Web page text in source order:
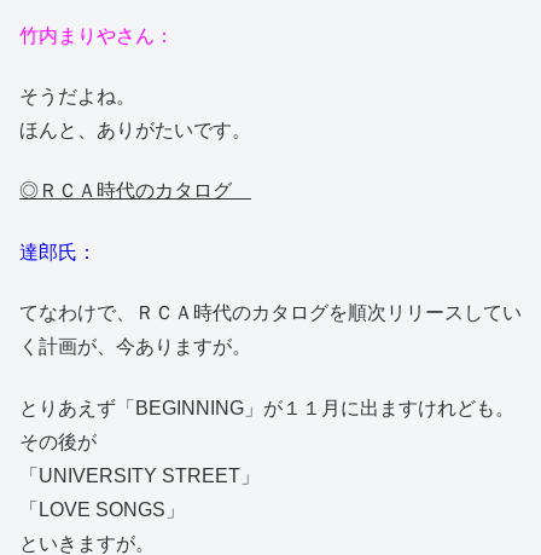
竹内まりやさん：
そうだよね。
ほんと、ありがたいです。
◎ＲＣＡ時代のカタログ
達郎氏：
てなわけで、ＲＣＡ時代のカタログを順次リリースしてい
く計画が、今ありますが。
とりあえず「BEGINNING」が１１月に出ますけれども。
その後が
「UNIVERSITY STREET」
「LOVE SONGS」
といきますが。